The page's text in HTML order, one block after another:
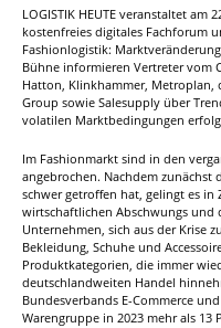
LOGISTIK HEUTE veranstaltet am
kostenfreies digitales Fachforum
Fashionlogistik:
Bühne informieren Vertreter vom
Hatton, Klinkhammer, Metroplan,
Group sowie Salesupply über
volatilen Marktbedingungen
Im Fashionmarkt sind in den
angebrochen. Nachdem
schwer getroffen hat, gelingt es
wirtschaftlichen Abschwungs
Unternehmen, sich aus der Krise
Bekleidung, Schuhe und
Produktkategorien, die immer
deutschlandweiten Handel
Bundesverbands E-Commerce
Warengruppe in 2023 mehr als 13